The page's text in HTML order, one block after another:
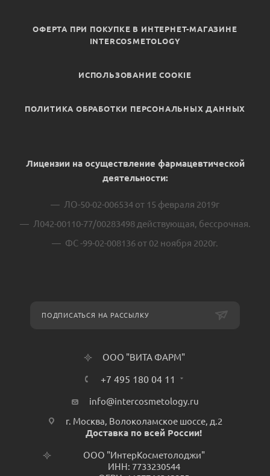
ОФЕРТА ПРИ ПОКУПКЕ В ИНТЕРНЕТ-МАГАЗИНЕ
INTERCOSMETOLOGY
ИСПОЛЬЗОВАНИЕ COOKIE
ПОЛИТИКА ОБРАБОТКИ ПЕРСОНАЛЬНЫХ ДАННЫХ
Лицензии на осуществление фармацевтической
деятельности:
ЛО-50-02-006534 от 15 февраля 2019г
Л042-00110-77/00283498 действующая, бессрочная.
ФС -99-02-008136 от 02 ноября 2020г.
ПОДПИСАТЬСЯ НА РАССЫЛКУ
ООО "ВИТА ФАРМ"
+7 495 180 04 11
info@intercosmetology.ru
г. Москва, Волоколамское шоссе, д.2
Доставка по всей России!
ООО "ИнтерКосметолоджи"
ИНН: 7733230544